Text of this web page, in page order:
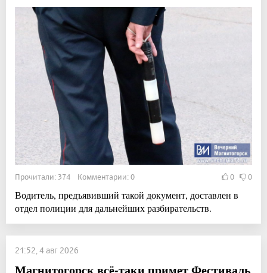
Прочитали: 374 Комментарии: 0 0 0
Водитель, предъявивший такой документ, доставлен в
отдел полиции для дальнейших разбирательств.
21:52, 4 авг 2026